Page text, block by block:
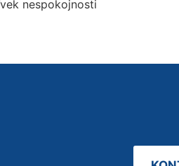
nespokojnosti